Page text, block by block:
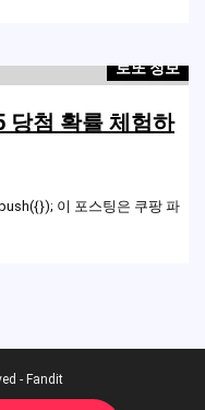
로또 정보
당첨 확률 체험하
이 포스팅은 쿠팡 파
- Fandit